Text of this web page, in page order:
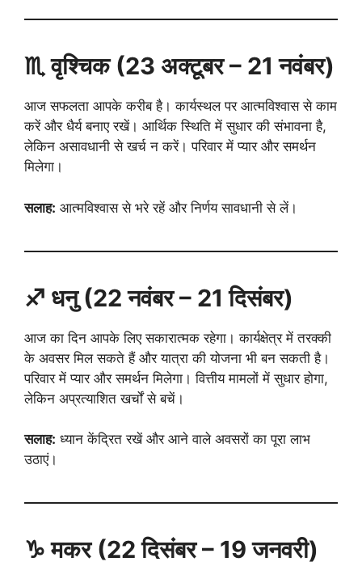
♏ वृश्चिक (23 अक्टूबर – 21 नवंबर)
आज सफलता आपके करीब है। कार्यस्थल पर आत्मविश्वास से काम
करें और धैर्य बनाए रखें। आर्थिक स्थिति में सुधार की संभावना है,
लेकिन असावधानी से खर्च न करें। परिवार में प्यार और समर्थन
मिलेगा।
सलाह: आत्मविश्वास से भरे रहें और निर्णय सावधानी से लें।
♐ धनु (22 नवंबर – 21 दिसंबर)
आज का दिन आपके लिए सकारात्मक रहेगा। कार्यक्षेत्र में तरक्की
के अवसर मिल सकते हैं और यात्रा की योजना भी बन सकती है।
परिवार में प्यार और समर्थन मिलेगा। वित्तीय मामलों में सुधार होगा,
लेकिन अप्रत्याशित खर्चों से बचें।
सलाह: ध्यान केंद्रित रखें और आने वाले अवसरों का पूरा लाभ
उठाएं।
♑ मकर (22 दिसंबर – 19 जनवरी)